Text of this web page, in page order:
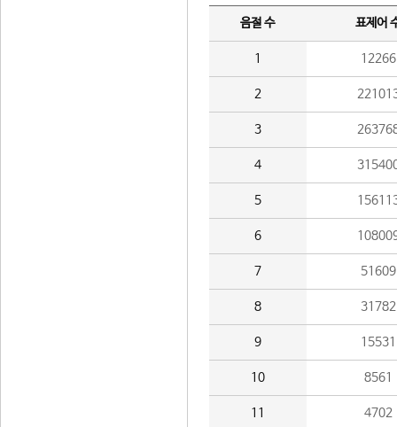
음절 수 표제어
1 12266
2
3
4
5
6
7 51609
8 31782
9 15531
10 8561
11 4702